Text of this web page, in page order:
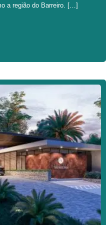
a região do Barreiro. […]